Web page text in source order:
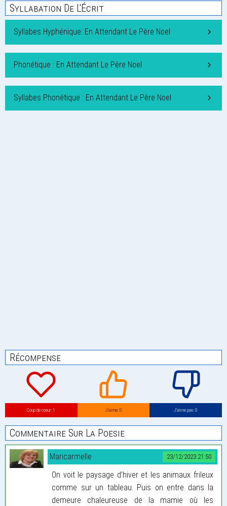
Syllabation De L'Écrit
Syllabes Hyphénique: En Attendant Le Père Noel
Phonétique : En Attendant Le Père Noel
Syllabes Phonétique : En Attendant Le Père Noel
Récompense
Coup de coeur: 1 J’aime: 0 J’aime pas: 0
Commentaire Sur La Poesie
23/12/2023 21:50
Maricarmelle
On voit le paysage d’hiver et les animaux frileux
comme sur un tableau. Puis on entre dans la
demeure chaleureuse de la mamie où les